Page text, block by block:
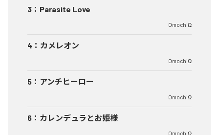
3 ： Parasite Love
OmochiΩ
4 ： カメレオン
OmochiΩ
5 ： アンチヒーロー
OmochiΩ
6 ： カレンデュラとお姫様
OmochiΩ